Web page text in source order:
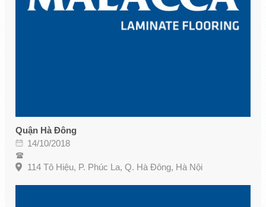
Quận Hà Đông
14/10/2018
114 Tô Hiệu, P. Phúc La, Q. Hà Đông, Hà Nội